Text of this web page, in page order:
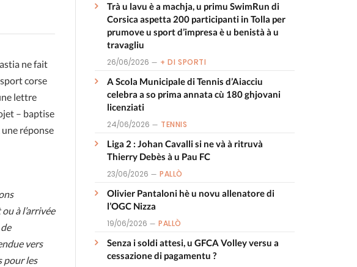
ne fait
corse
lettre
– baptise
réponse
à l’arrivée
vers
pour les
Trà u lavu è a machja, u primu SwimRun di
Corsica aspetta 200 participanti in Tolla per
prumove u sport d’impresa è u benistà à u
travagliu
26/06/2026 + DI SPORTI
A Scola Municipale di Tennis d’Aiacciu
celebra a so prima annata cù 180 ghjovani
licenziati
24/06/2026 TENNIS
Liga 2 : Johan Cavalli si ne và à ritruvà
Thierry Debès à u Pau FC
23/06/2026 PALLÒ
Olivier Pantaloni hè u novu allenatore di
l’OGC Nizza
19/06/2026 PALLÒ
Senza i soldi attesi, u GFCA Volley versu a
cessazione di pagamentu ?